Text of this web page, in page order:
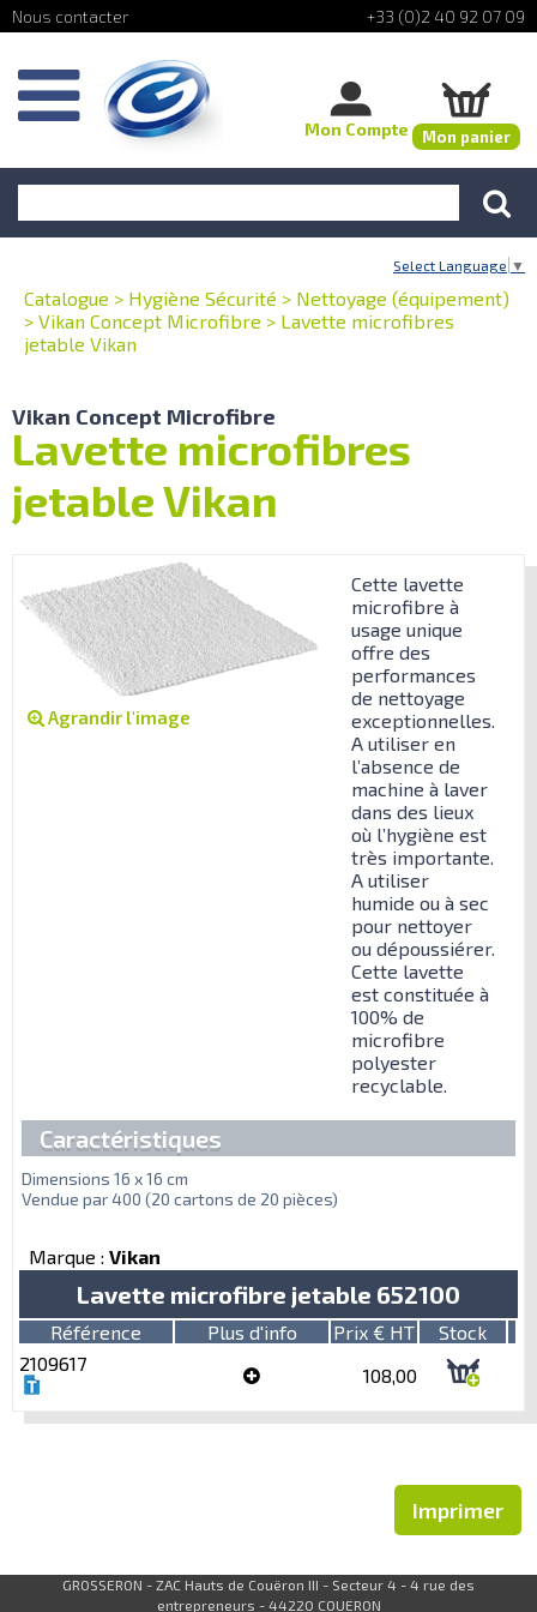
+33 (0)2 40 92 07 09
Mon Compte Mon panier
Select Language ▼
Catalogue > Hygiène Sécurité > Nettoyage (équipement)
> Vikan Concept Microfibre > Lavette microfibres
jetable Vikan
Vikan Concept Microfibre
Lavette microfibres
jetable Vikan
Agrandir l'image
Cette lavette
microfibre à
usage unique
offre des
performances
de nettoyage
exceptionnelles.
A utiliser en
l’absence de
machine à laver
dans des lieux
où l’hygiène est
très importante.
A utiliser
humide ou à sec
pour nettoyer
ou dépoussiérer.
Cette lavette
est constituée à
100% de
microfibre
polyester
recyclable.
Caractéristiques
Dimensions 16 x 16 cm
Vendue par 400 (20 cartons de 20 pièces)
Marque : Vikan
Lavette microfibre jetable 652100
Référence Plus d'info Prix € HT
Stock
2109617
108,00
Imprimer
GROSSERON - ZAC Hauts de Couëron III - Secteur 4 - 4 rue des
entrepreneurs - 44220 COUERON